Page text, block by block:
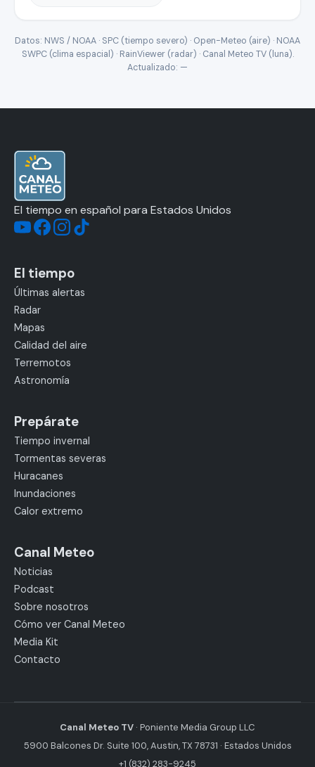
Datos: NWS / NOAA · SPC (tiempo severo) · Open-Meteo (aire) · NOAA
SWPC (clima espacial) · RainViewer (radar) · Canal Meteo TV (luna).
Actualizado: —
El tiempo en español para Estados Unidos
El tiempo
Últimas alertas
Radar
Mapas
Calidad del aire
Terremotos
Astronomía
Prepárate
Tiempo invernal
Tormentas severas
Huracanes
Inundaciones
Calor extremo
Canal Meteo
Noticias
Podcast
Sobre nosotros
Cómo ver Canal Meteo
Media Kit
Contacto
Canal Meteo TV · Poniente Media Group LLC
5900 Balcones Dr. Suite 100, Austin, TX 78731 · Estados Unidos
+1 (832) 283-9245